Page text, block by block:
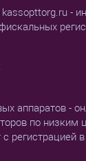
-
аппаратов -
по низким
регистрацией